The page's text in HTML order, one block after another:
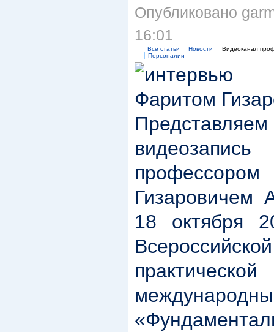
Опубликовано
16:01
Все статьи Новости
Видеоканал
Персоналии
Гизаровичем
18 октября